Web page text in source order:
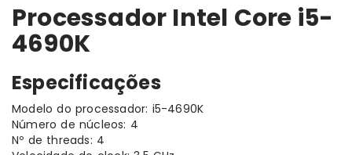
Processador Intel Core i5-
4690K
Especificações
Modelo do processador: i5-4690K
Número de núcleos: 4
Nº de threads: 4